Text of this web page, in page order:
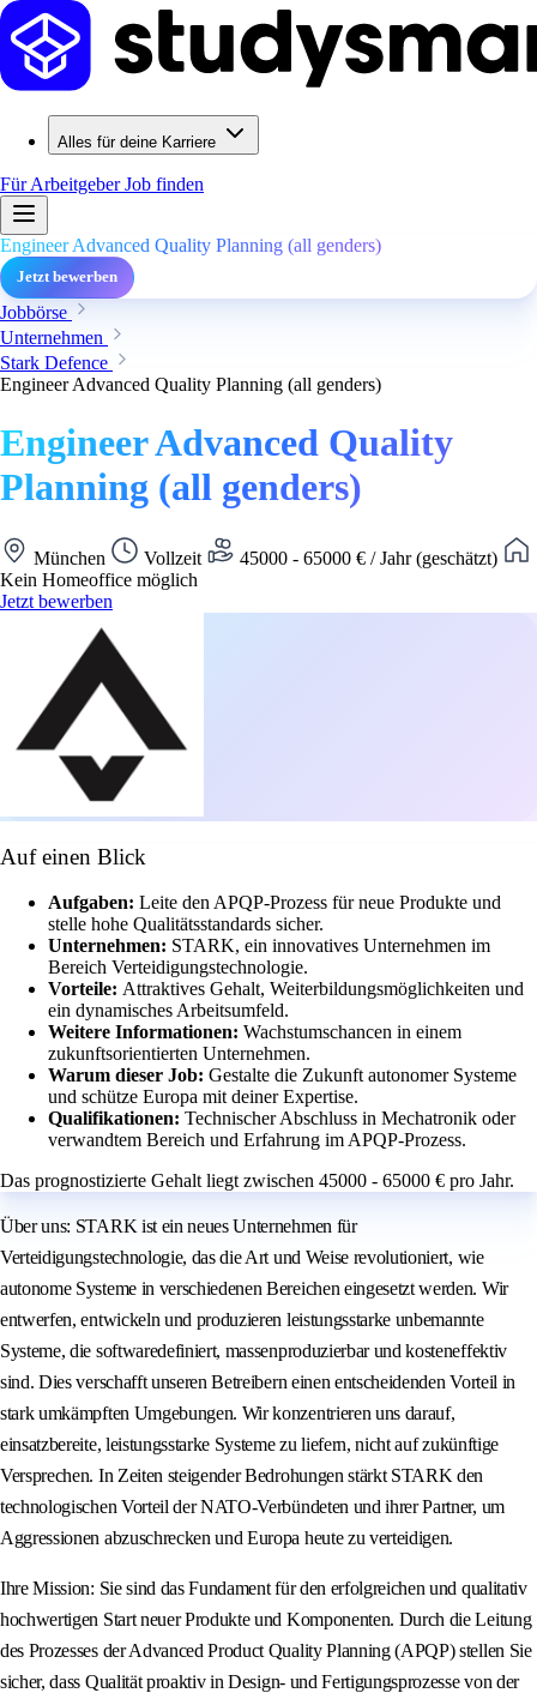
Alles für deine Karriere
Für ArbeitgeberJob finden
Engineer Advanced Quality Planning (all genders)
Jetzt bewerben
Jobbörse
Unternehmen
Stark Defence
Engineer Advanced Quality Planning (all genders)
Engineer Advanced Quality
Planning (all genders)
München Vollzeit
45000 - 65000 € / Jahr (geschätzt)
Kein Homeoffice möglich
Jetzt bewerben
Auf einen Blick
Aufgaben: Leite den APQP-Prozess für neue Produkte und
stelle hohe Qualitätsstandards sicher.
Unternehmen: STARK, ein innovatives Unternehmen im
Bereich Verteidigungstechnologie.
Vorteile: Attraktives Gehalt, Weiterbildungsmöglichkeiten und
ein dynamisches Arbeitsumfeld.
Weitere Informationen: Wachstumschancen in einem
zukunftsorientierten Unternehmen.
Warum dieser Job: Gestalte die Zukunft autonomer Systeme
und schütze Europa mit deiner Expertise.
Qualifikationen: Technischer Abschluss in Mechatronik oder
verwandtem Bereich und Erfahrung im APQP-Prozess.
Das prognostizierte Gehalt liegt zwischen 45000 - 65000 € pro Jahr.
Über uns: STARK ist ein neues Unternehmen für
Verteidigungstechnologie, das die Art und Weise revolutioniert, wie
autonome Systeme in verschiedenen Bereichen eingesetzt werden. Wir
entwerfen, entwickeln und produzieren leistungsstarke unbemannte
Systeme, die softwaredefiniert, massenproduzierbar und kosteneffektiv
sind. Dies verschafft unseren Betreibern einen entscheidenden Vorteil in
stark umkämpften Umgebungen. Wir konzentrieren uns darauf,
einsatzbereite, leistungsstarke Systeme zu liefern, nicht auf zukünftige
Versprechen. In Zeiten steigender Bedrohungen stärkt STARK den
technologischen Vorteil der NATO-Verbündeten und ihrer Partner, um
Aggressionen abzuschrecken und Europa heute zu verteidigen.
Ihre Mission: Sie sind das Fundament für den erfolgreichen und qualitativ
hochwertigen Start neuer Produkte und Komponenten. Durch die Leitung
des Prozesses der Advanced Product Quality Planning (APQP) stellen Sie
sicher, dass Qualität proaktiv in Design- und Fertigungsprozesse von der